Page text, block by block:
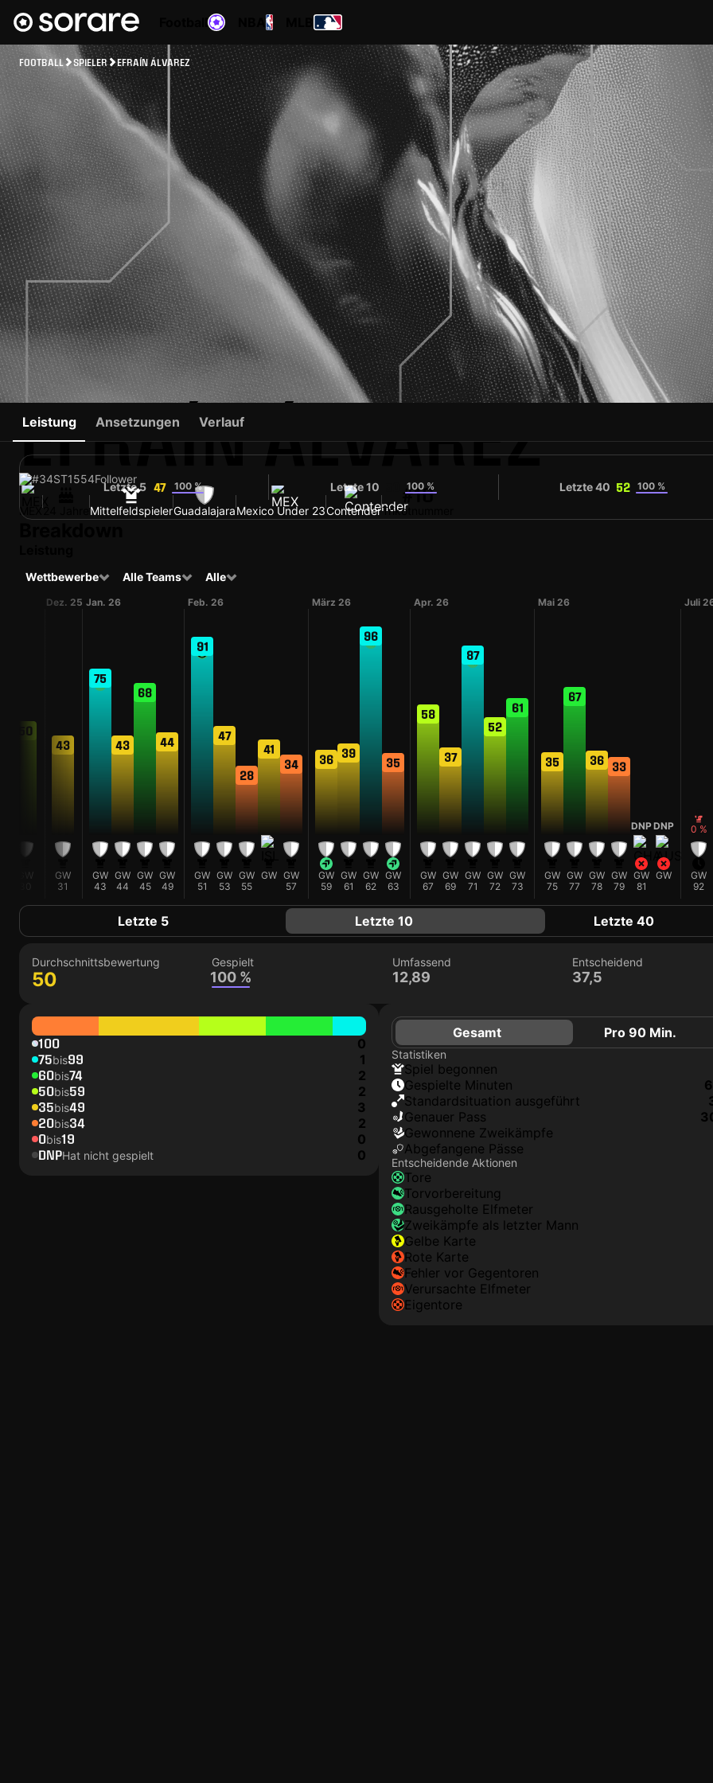
FOOTBALL SPIELER EFRAÍN ÁLVAREZ
EFRAÍN ÁLVAREZ
#34ST1554Follower
MEX MittelfeldspielerGuadalajaraMexico Under 23Contender
#10
Trikotnummer
Leistung Ansetzungen Verlauf
Letzte 5 47 100 % Letzte 10 100 % Letzte 40 52 100 %
Wettbewerbe Alle Teams Alle
50
GW
Dez. 25
43
GW
31
Jan. 26
75
GW
43
43
GW
44
68
GW
45
44
GW
49
Feb. 26
91
GW
51
47
GW
53
28
GW
55
41
GW
34
GW
57
März 26
36
GW
59
39
GW
61
96
GW
62
35
GW
63
Apr. 26
58
GW
67
37
GW
69
87
GW
71
52
GW
72
61
GW
73
Mai 26
35
GW
75
67
GW
77
36
GW
78
33
GW
79
DNP
GW
81
DNP
GW
Juli
F
0 %
GW
92
Letzte 5 Letzte 10 Letzte 40
Durchschnittsbewertung
50
Gespielt
100 %
Umfassend
12,89
Entscheidend
37,5
100 0
75bis99 1
60bis74 2
50bis59 2
35bis49 3
20bis34 2
0bis19 0
DNPHat nicht gespielt 0
Gesamt Pro 90 Min.
Statistiken
Spiel begonnen
Gespielte Minuten
Standardsituation ausgeführt
genauer Pass
Gewonnene Zweikämpfe
Abgefangene Pässe
Entscheidende Aktionen
Tore
Torvorbereitung
rausgeholte Elfmeter
Zweikämpfe als letzter Mann
gelbe Karte
rote Karte
Fehler vor Gegentoren
Verursachte Elfmeter
Eigentore